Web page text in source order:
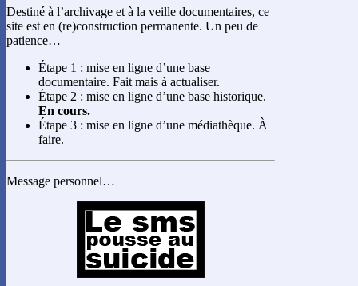
Destiné à l’archivage et à la veille documentaires, ce
site est en (re)construction permanente. Un peu de
patience…
Étape 1 : mise en ligne d’une base
documentaire. Fait mais à actualiser.
Étape 2 : mise en ligne d’une base historique.
En cours.
Étape 3 : mise en ligne d’une médiathèque. À
faire.
Message personnel…